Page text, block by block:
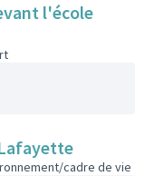
l'école
cadre de vie